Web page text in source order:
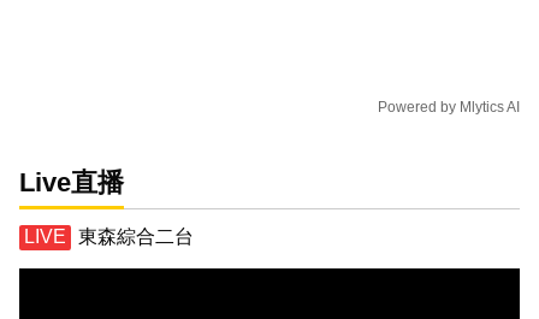
Powered by Mlytics AI
Live直播
東森綜合二台